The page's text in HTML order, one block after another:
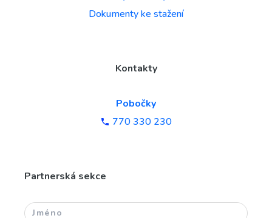
Dokumenty ke stažení
Kontakty
Pobočky
770 330 230
Partnerská sekce